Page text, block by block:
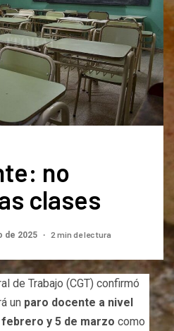
no
clases
de 2025 2 min de lectura
de Trabajo (CGT) confirmó
un paro docente a nivel
y 5 de marzo como